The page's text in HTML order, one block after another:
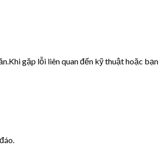
gặp lỗi liên quan đến kỹ thuật hoặc bạn